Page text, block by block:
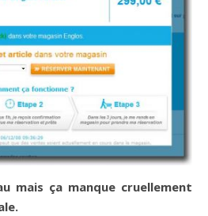
mais ça manque cruellement